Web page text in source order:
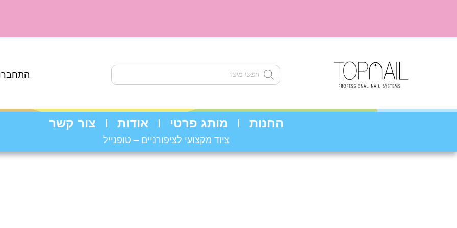
Products
search
החנות מותג פרטי אודות צור קשר
ציוד מקצועי לציפורניים – טופנייל